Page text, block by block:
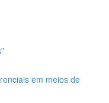
em meios de